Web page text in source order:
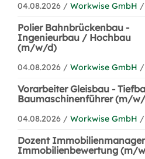
04.08.2026 / Workwise GmbH /
Polier Bahnbrückenbau -
Ingenieurbau / Hochbau
(m/w/d)
04.08.2026 / Workwise GmbH /
Vorarbeiter Gleisbau -
Baumaschinenführer (m/
04.08.2026 / Workwise GmbH /
Dozent
Immobilienbewertung (m/